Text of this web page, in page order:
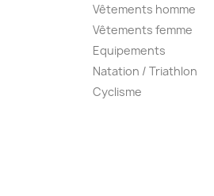
Vêtements homme
Vêtements femme
Equipements
Natation / Triathlon
Cyclisme